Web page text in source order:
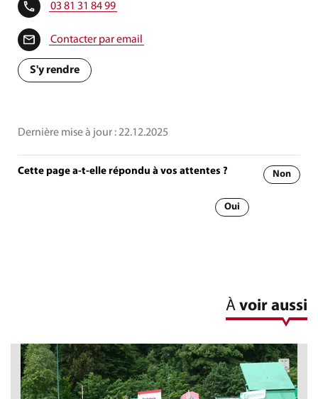
03 81 31 84 99
Contacter par email
S'y rendre
Dernière mise à jour :22.12.2025
Cette page a-t-elle répondu à vos attentes ? Non
Oui
À voir aussi